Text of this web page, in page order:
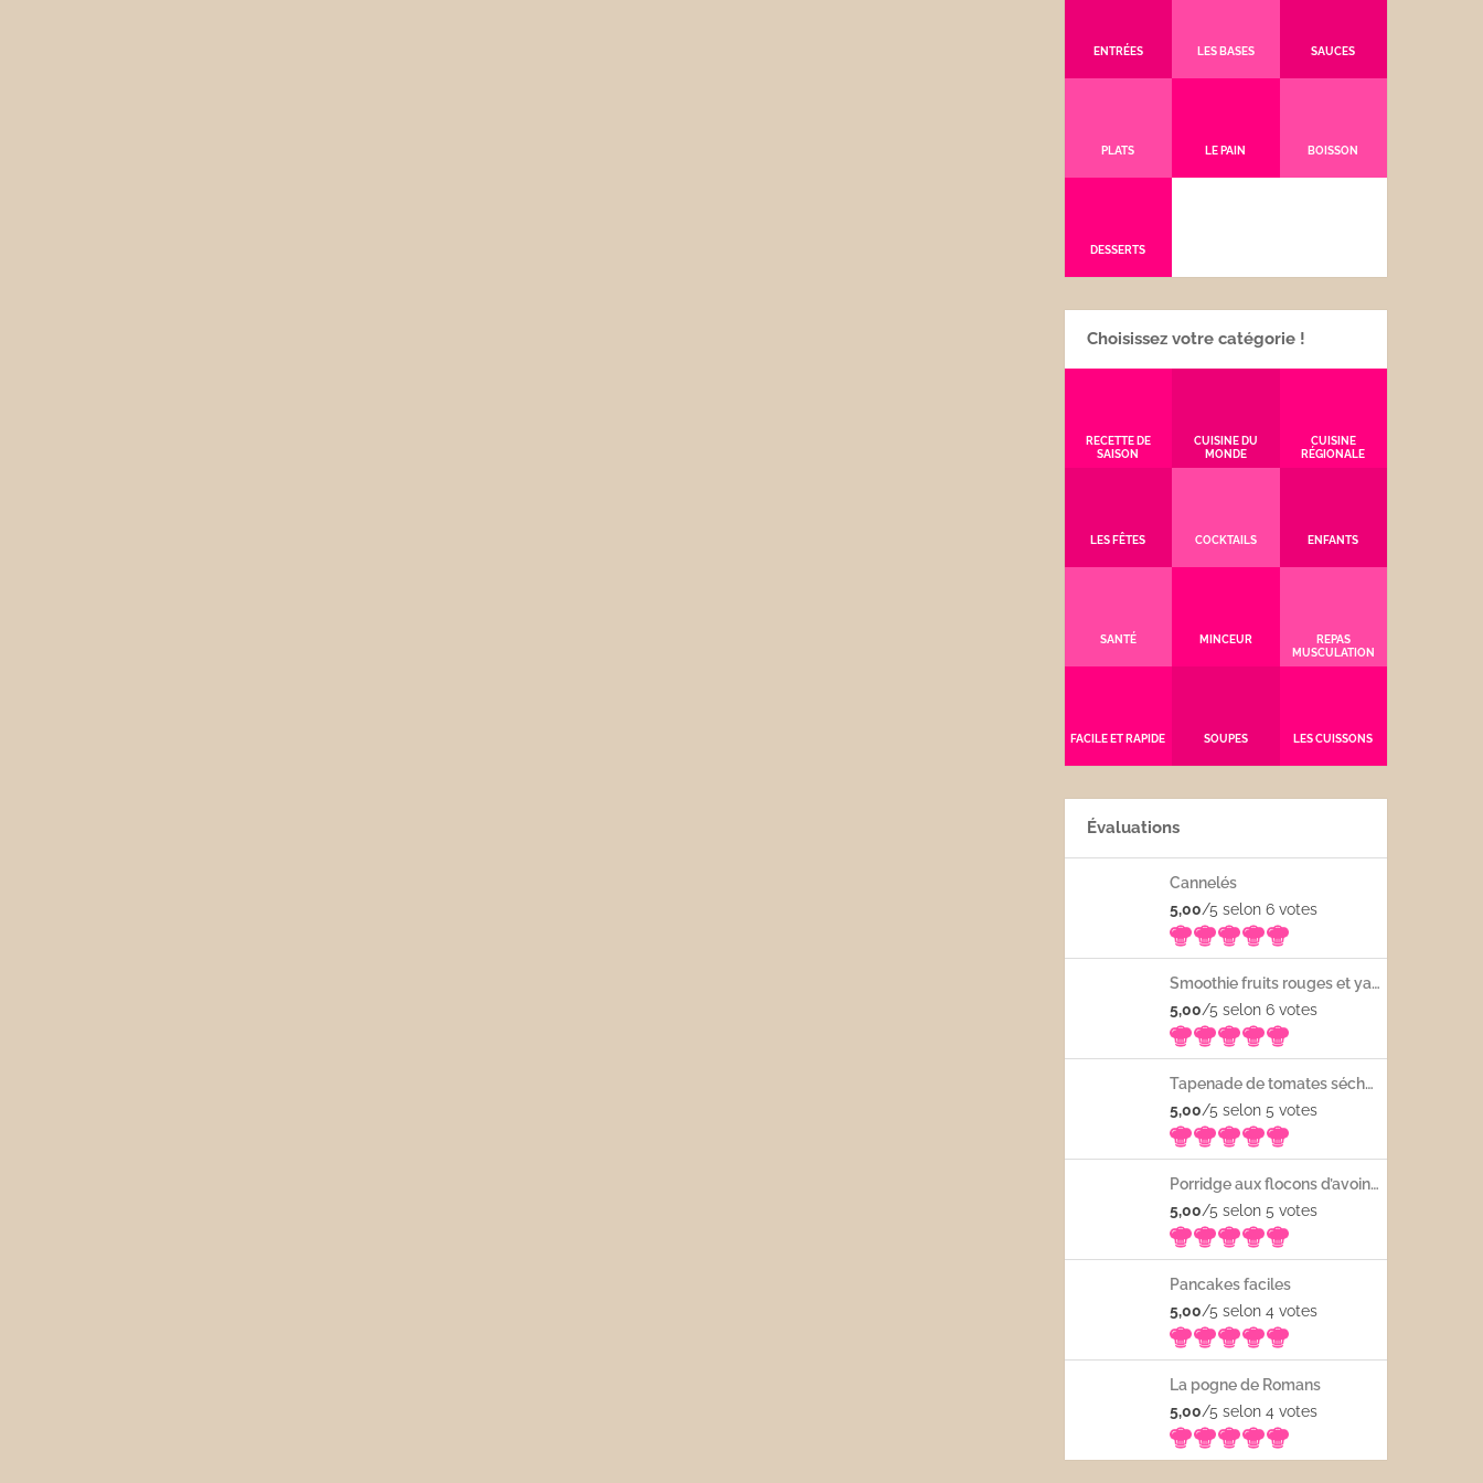
ENTRÉES LES BASES SAUCES
PLATS LE PAIN BOISSON
DESSERTS
Choisissez votre catégorie !
RECETTE DE
SAISON
CUISINE DU
MONDE
CUISINE
RÉGIONALE
LES FÊTES COCKTAILS ENFANTS
SANTÉ MINCEUR
REPAS
MUSCULATION
FACILE ET RAPIDE SOUPES LES CUISSONS
Évaluations
Cannelés
5,00/5 selon 6 votes
Smoothie fruits rouges et yaourt
5,00/5 selon 6 votes
Tapenade de tomates séchées
5,00/5 selon 5 votes
Porridge aux flocons d’avoine avec les fruits frais
5,00/5 selon 5 votes
Pancakes faciles
5,00/5 selon 4 votes
La pogne de Romans
5,00/5 selon 4 votes